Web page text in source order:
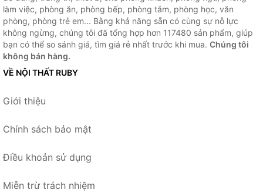
làm việc, phòng ăn, phòng bếp, phòng tắm, phòng học, văn
phòng, phòng trẻ em... Bằng khả năng sẵn có cùng sự nỗ lực
không ngừng, chúng tôi đã tổng hợp hơn 117480 sản phẩm, giúp
bạn có thể so sánh giá, tìm giá rẻ nhất trước khi mua. Chúng tôi
không bán hàng.
VỀ NỘI THẤT RUBY
Giới thiệu
Chính sách bảo mật
Điều khoản sử dụng
Miễn trừ trách nhiệm